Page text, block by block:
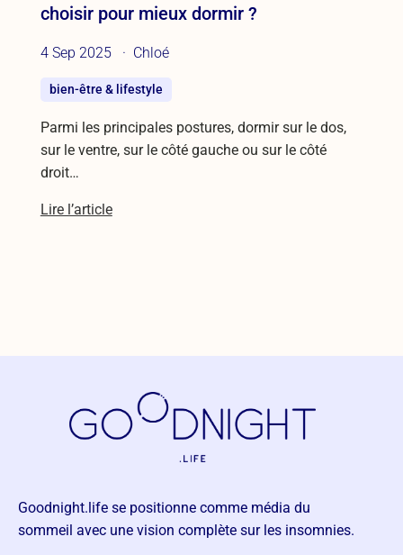
choisir pour mieux dormir ?
4 Sep 2025 Chloé
bien-être & lifestyle
Parmi les principales postures, dormir sur le dos,
sur le ventre, sur le côté gauche ou sur le côté
droit…
Lire l’article
Goodnight.life se positionne comme média du
sommeil avec une vision complète sur les insomnies.